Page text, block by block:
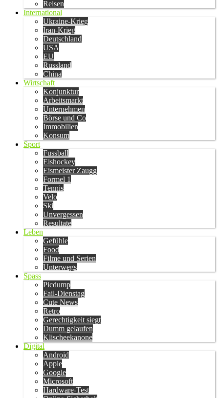
Reisen
International
Ukraine-Krieg
Iran-Krieg
Deutschland
USA
EU
Russland
China
Wirtschaft
Konjunktur
Arbeitsmarkt
Unternehmen
Börse und Co
Immobilien
Konsum
Sport
Fussball
Eishockey
Eismeister Zaugg
Formel 1
Tennis
Velo
Ski
Unvergessen
Resultate
Leben
Gefühle
Food
Filme und Serien
Unterwegs
Spass
Picdump
Fail-Dienstag
Cute News
Retro
Gerechtigkeit siegt
Dumm gelaufen
Klischeekanone
Digital
Android
Apple
Google
Microsoft
Hardware-Test